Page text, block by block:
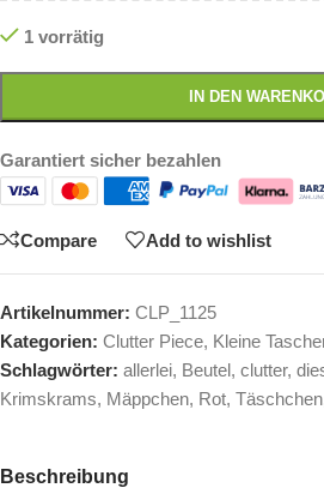
1 vorrätig
IN DEN
Garantiert sicher bezahlen
Compare Add to wishlist
Artikelnummer: CLP_1125
Kategorien: Clutter Piece, Kleine
Schlagwörter: allerlei, Beutel, clutter,
Krimskrams, Mäppchen, Rot, Täschchen
Beschreibung